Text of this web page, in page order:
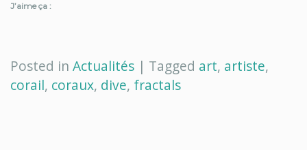
J’aime ça :
Posted in Actualités | Tagged art, artiste,
corail, coraux, dive, fractals